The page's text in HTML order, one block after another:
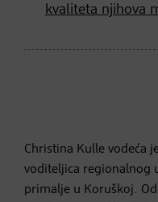
kvaliteta njihova
Christina Kulle vodeća
voditeljica regionalnog
primalje u Koruškoj.